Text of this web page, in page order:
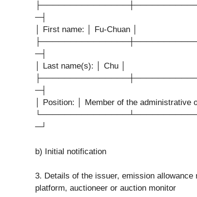
─┤
│ First name: │ Fu-Chuan │
─┤
│ Last name(s): │ Chu │
─┤
│ Position: │ Member of the administrative
─┘
b) Initial notification
3. Details of the issuer, emission
platform, auctioneer or auction monitor